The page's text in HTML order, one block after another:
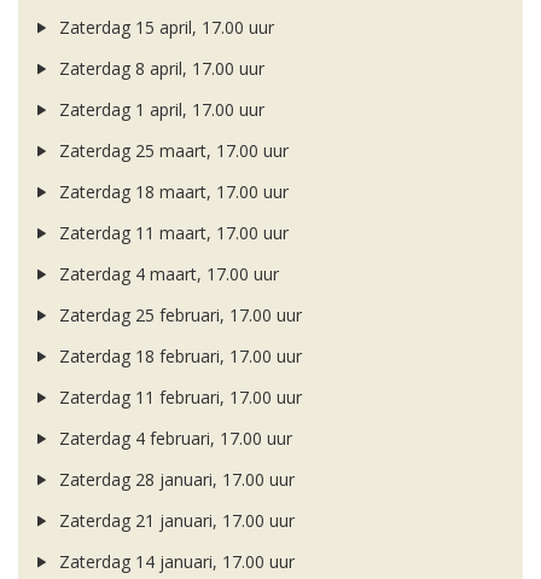
Zaterdag 15 april, 17.00 uur
Zaterdag 8 april, 17.00 uur
Zaterdag 1 april, 17.00 uur
Zaterdag 25 maart, 17.00 uur
Zaterdag 18 maart, 17.00 uur
Zaterdag 11 maart, 17.00 uur
Zaterdag 4 maart, 17.00 uur
Zaterdag 25 februari, 17.00 uur
Zaterdag 18 februari, 17.00 uur
Zaterdag 11 februari, 17.00 uur
Zaterdag 4 februari, 17.00 uur
Zaterdag 28 januari, 17.00 uur
Zaterdag 21 januari, 17.00 uur
Zaterdag 14 januari, 17.00 uur